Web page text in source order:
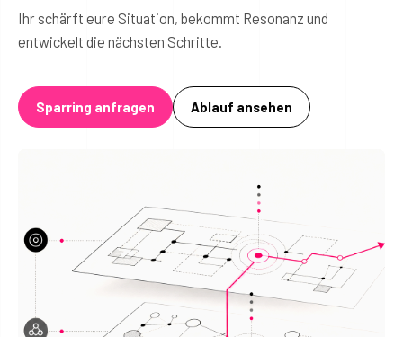
Ihr schärft eure Situation, bekommt Resonanz und
entwickelt die nächsten Schritte.
Sparring anfragen Ablauf ansehen